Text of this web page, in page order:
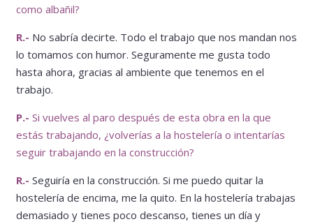
como albañil?
R.- No sabría decirte. Todo el trabajo que nos mandan nos
lo tomamos con humor. Seguramente me gusta todo
hasta ahora, gracias al ambiente que tenemos en el
trabajo.
P.- Si vuelves al paro después de esta obra en la que
estás trabajando, ¿volverías a la hostelería o intentarías
seguir trabajando en la construcción?
R.- Seguiría en la construcción. Si me puedo quitar la
hostelería de encima, me la quito. En la hostelería trabajas
demasiado y tienes poco descanso, tienes un día y